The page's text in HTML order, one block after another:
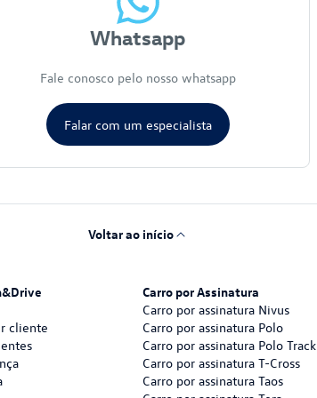
Whatsapp
Fale conosco pelo nosso whatsapp
Falar com um especialista
Voltar ao início
cliente
Carro por Assinatura
Carro por assinatura Nivus
Carro por assinatura Polo
Carro por assinatura Polo Track
Carro por assinatura T-Cross
Carro por assinatura Taos